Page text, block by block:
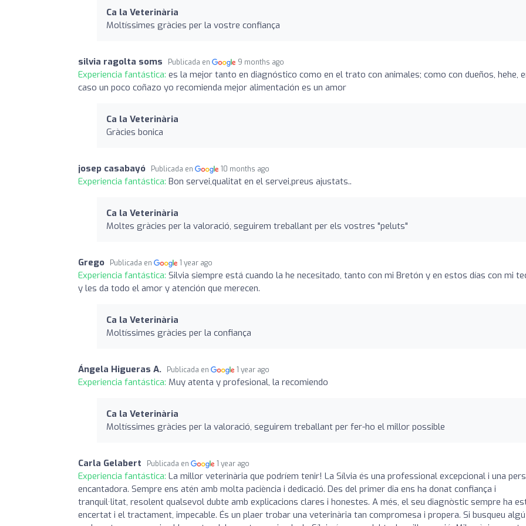
Ca la Veterinària
Moltíssimes gràcies per la vostre confiança
silvia ragolta soms Publicada en 9 months ago
Experiencia fantástica: es la mejor tanto en diagnóstico como en el trato con animales; como con dueños, hehe,
caso un poco coñazo yo recomienda mejor alimentación es un amor
Ca la Veterinària
Gràcies bonica
josep casabayó Publicada en 10 months ago
Experiencia fantástica: Bon servei,qualitat en el servei,preus ajustats..
Ca la Veterinària
Moltes gràcies per la valoració, seguirem treballant per els vostres "peluts"
Grego Publicada en 1 year ago
Experiencia fantástica: Silvia siempre está cuando la he necesitado, tanto con mi Bretón y en estos días con mi
y les da todo el amor y atención que merecen.
Ca la Veterinària
Moltíssimes gràcies per la confiança
Ángela Higueras A. Publicada en 1 year ago
Experiencia fantástica: Muy atenta y profesional, la recomiendo
Ca la Veterinària
Moltíssimes gràcies per la valoració, seguirem treballant per fer-ho el millor possible
Carla Gelabert Publicada en 1 year ago
Experiencia fantástica: La millor veterinària que podríem tenir! La Sílvia és una professional excepcional i una
encantadora. Sempre ens atén amb molta paciència i dedicació. Des del primer dia ens ha donat confiança i
tranquil·litat, resolent qualsevol dubte amb explicacions clares i honestes. A més, el seu diagnòstic sempre ha
encertat i el tractament, impecable. És un plaer trobar una veterinària tan compromesa i propera. Si busqueu